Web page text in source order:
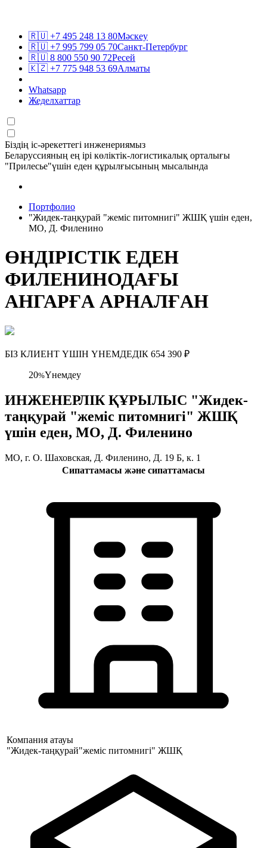
🇷🇺 +7 495 248 13 80Мәскеу
🇷🇺 +7 995 799 05 70Санкт-Петербург
🇷🇺 8 800 550 90 72Ресей
🇰🇿 +7 775 948 53 69Алматы
Whatsapp
Жеделхаттар
Біздің іс-әрекеттегі инженериямыз
Беларуссияның ең ірі көліктік-логистикалық орталығы
"Прилесье"үшін еден құрылғысының мысалында
Портфолио
"Жидек-таңқурай "жеміс питомнигі" ЖШҚ үшін еден,
МО, Д. Филенино
ӨНДІРІСТІК ЕДЕН
ФИЛЕНИНОДАҒЫ
АНГАРҒА АРНАЛҒАН
БІЗ КЛИЕНТ ҮШІН ҮНЕМДЕДІК 654 390 ₽
20%Үнемдеу
ИНЖЕНЕРЛІК ҚҰРЫЛЫС "Жидек-
таңқурай "жеміс питомнигі" ЖШҚ
үшін еден, МО, Д. Филенино
МО, г. О. Шаховская, Д. Филенино, Д. 19 Б, к. 1
Сипаттамасы және сипаттамасы
Компания атауы
"Жидек-таңқурай"жеміс питомнигі" ЖШҚ